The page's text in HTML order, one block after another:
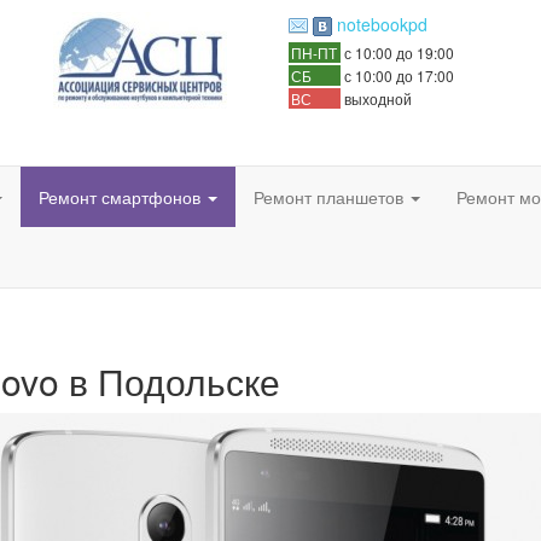
notebookpd
ПН-ПТ с 10:00 до 19:00
СБ
с 10:00 до 17:00
ВС
выходной
Ремонт смартфонов Ремонт планшетов Ремонт
в Подольске